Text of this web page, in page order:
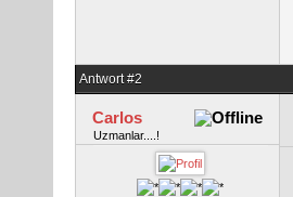
Antwort #2
Carlos
Uzmanlar....!